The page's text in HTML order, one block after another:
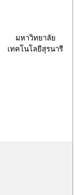
มหาวิทยาลัย
เทคโนโลยีสุรนารี